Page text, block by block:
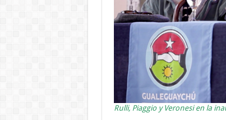
Rulli, Piaggio y Veronesi en la